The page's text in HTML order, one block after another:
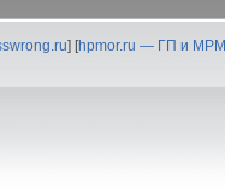
] [hpmor.ru — ГП и МРМ